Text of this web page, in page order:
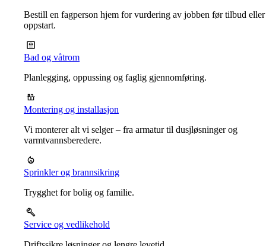
Bestill en fagperson hjem for vurdering av jobben før tilbud eller
oppstart.
Bad og våtrom
Planlegging, oppussing og faglig gjennomføring.
Montering og installasjon
Vi monterer alt vi selger – fra armatur til dusjløsninger og
varmtvannsberedere.
Sprinkler og brannsikring
Trygghet for bolig og familie.
Service og vedlikehold